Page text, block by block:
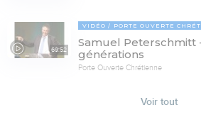
69:52
VIDÉO PORTE OUVERTE
Samuel Peterschmitt
générations
Porte Ouverte Chrétienne
Voir tout